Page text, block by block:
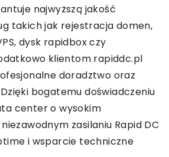
najwyższą jakość
takich jak rejestracja domen,
dysk rapidbox czy
klientom rapiddc.pl
doradztwo oraz
bogatemu doświadczeniu
center o wysokim
zasilaniu Rapid DC
i wsparcie techniczne